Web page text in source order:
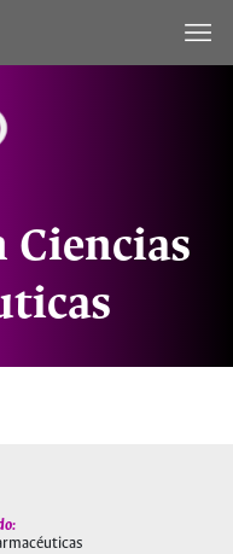
Ciencias